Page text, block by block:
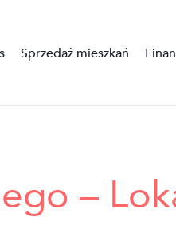
Sprzedaż mieszkań
–